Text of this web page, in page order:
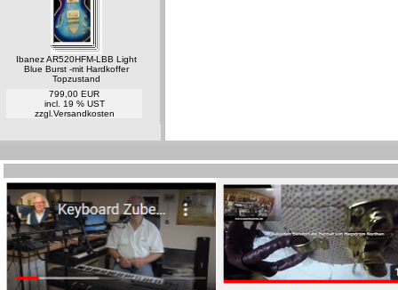
Ibanez AR520HFM-LBB Light
Blue Burst -mit Hardkoffer
Topzustand
799,00 EUR
incl. 19 % UST
zzgl. Versandkosten